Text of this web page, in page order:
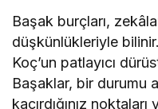
Başak burçları,
düşkünlükleriyle
Koç’un patlayıcı
Başaklar, bir durumu
kaçırdığınız